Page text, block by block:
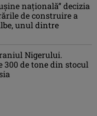
naţională” decizia
de construire a
unul dintre
Nigerului.
300 de tone din stocul